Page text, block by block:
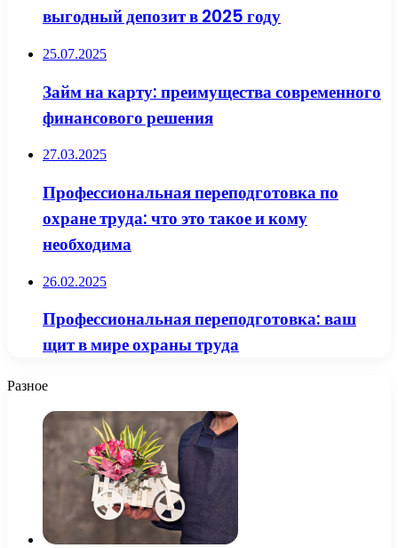
выгодный депозит в 2025 году
25.07.2025
Займ на карту: преимущества современного
финансового решения
27.03.2025
Профессиональная переподготовка по
охране труда: что это такое и кому
необходима
26.02.2025
Профессиональная переподготовка: ваш
щит в мире охраны труда
Разное